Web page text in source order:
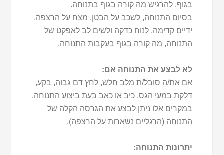
בגוף. להרגיש מה קורה בגוף בתנוחה.
בסיום התנוחה, לשכב על הבטן, מצח על הרצפה,
ידיים קדימה, לנוח כדקה ולשים לב לאפקט של
התנוחה, מה קורה בגוף בעקבות התנוחה.
לא לבצע את התנוחה אם:
אם את/ה סובל/ת מלב חלש, לחץ דם גבוה, בקע,
דלקת במעי הגס, כיב או כאב בעת ביצוע התנוחה.
במקרים אלו ניתן לבצע את הגרסה הקלה של
התנוחה (הרגליים נשארות על הרצפה).
יתרונות התנוחה: